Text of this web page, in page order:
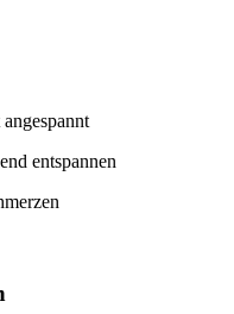
entspannen